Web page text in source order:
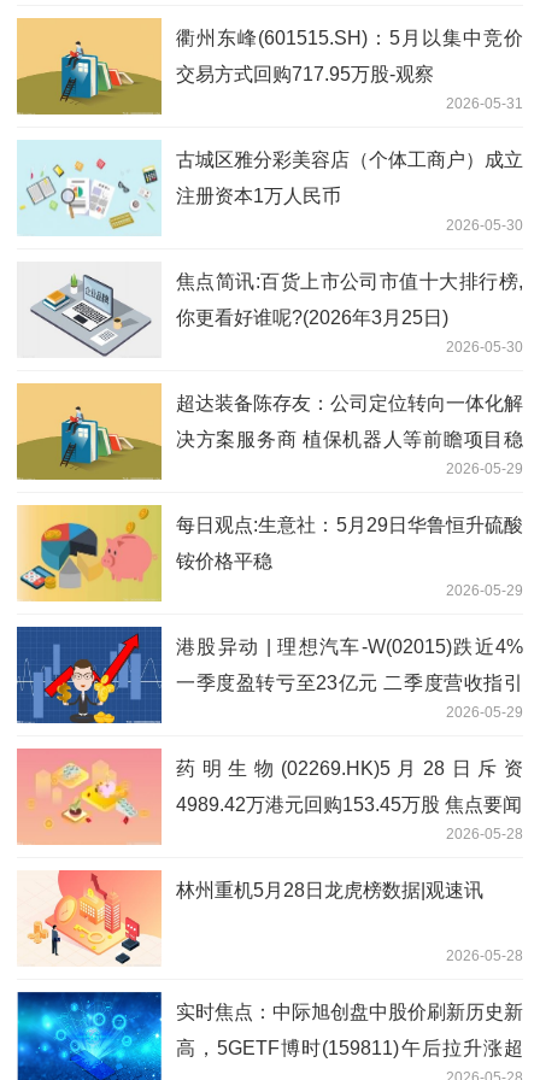
衢州东峰(601515.SH)：5月以集中竞价
交易方式回购717.95万股-观察
2026-05-31
古城区雅分彩美容店（个体工商户）成立
注册资本1万人民币
2026-05-30
焦点简讯:百货上市公司市值十大排行榜,
你更看好谁呢?(2026年3月25日)
2026-05-30
超达装备陈存友：公司定位转向一体化解
决方案服务商 植保机器人等前瞻项目稳
2026-05-29
每日观点:生意社：5月29日华鲁恒升硫酸
铵价格平稳
2026-05-29
港股异动 | 理想汽车-W(02015)跌近4%
一季度盈转亏至23亿元 二季度营收指引
2026-05-29
药明生物(02269.HK)5月28日斥资
4989.42万港元回购153.45万股 焦点要闻
2026-05-28
林州重机5月28日龙虎榜数据|观速讯
2026-05-28
实时焦点：中际旭创盘中股价刷新历史新
高，5GETF博时(159811)午后拉升涨超